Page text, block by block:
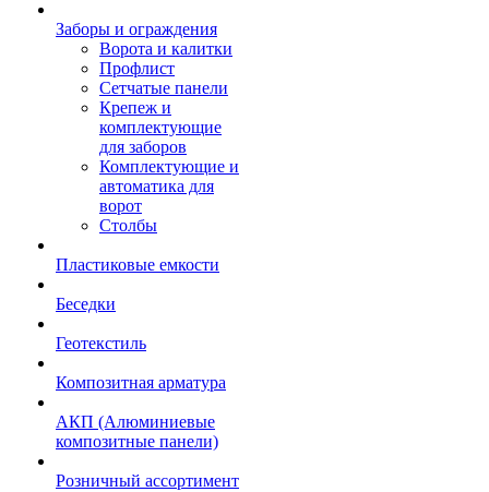
Заборы и ограждения
Ворота и калитки
Профлист
Сетчатые панели
Крепеж и
комплектующие
для заборов
Комплектующие и
автоматика для
ворот
Столбы
Пластиковые емкости
Беседки
Геотекстиль
Композитная арматура
АКП (Алюминиевые
композитные панели)
Розничный ассортимент